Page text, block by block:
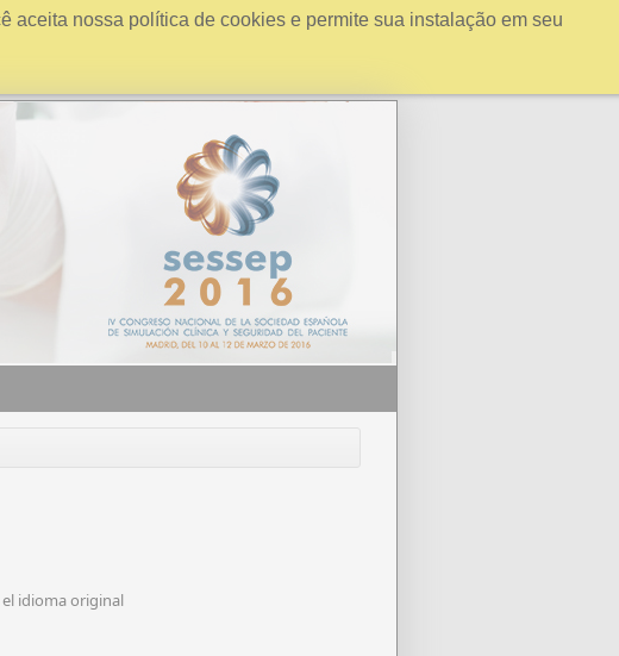
aceita nossa política de cookies e permite sua instalação em seu
idioma original